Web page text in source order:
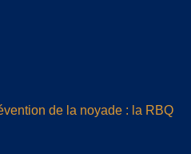
de la noyade : la RBQ